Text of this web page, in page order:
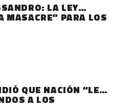
LA LEY
MASACRE” PARA LOS
QUE NACIÓN “LE
A LOS